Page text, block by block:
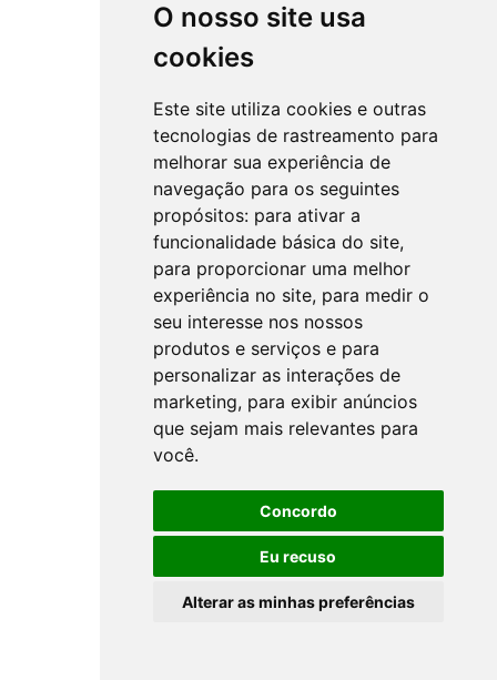
O nosso site usa
cookies
Este site utiliza cookies e outras
tecnologias de rastreamento para
melhorar sua experiência de
navegação para os seguintes
propósitos: para ativar a
funcionalidade básica do site,
para proporcionar uma melhor
experiência no site, para medir o
seu interesse nos nossos
produtos e serviços e para
personalizar as interações de
marketing, para exibir anúncios
que sejam mais relevantes para
você.
Concordo
Eu recuso
Alterar as minhas preferências